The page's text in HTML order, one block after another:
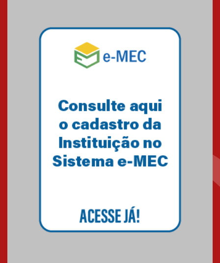
Mackenzie mobiliza campanha
solidária para apoiar famílias em
Minas Gerais
Primeiro culto do ano ressalta o
27.02.2026